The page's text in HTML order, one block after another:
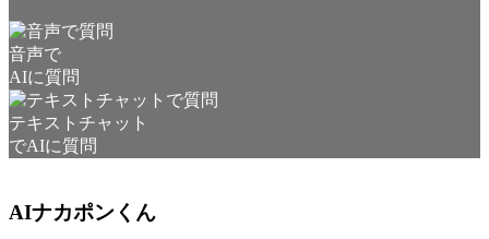
音声で
AIに質問
テキストチャット
でAIに質問
AIナカポンくん